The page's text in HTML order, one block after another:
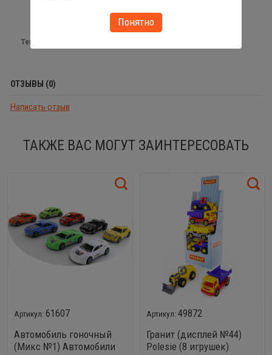
Теги:
ОТЗЫВЫ (0)
Написать отзыв
ТАКЖЕ ВАС МОГУТ ЗАИНТЕРЕСОВАТЬ
61607
Автомобиль гоночный
(Микс №1) Автомобили
49872
Гранит (дисплей №44)
Polesie (8 игрушек)
Понятно